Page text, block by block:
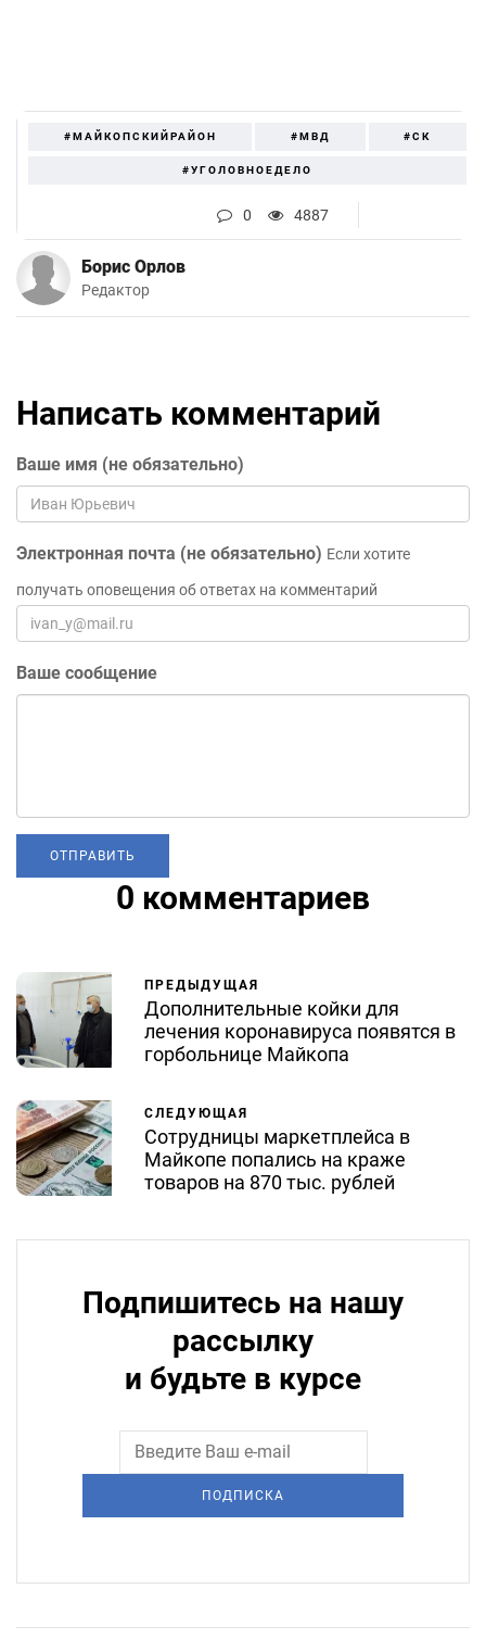
#МАЙКОПСКИЙРАЙОН #МВД #СК
#УГОЛОВНОЕДЕЛО
0 4887
Борис Орлов
Редактор
Написать комментарий
Ваше имя (не обязательно)
Электронная почта (не обязательно) Если хотите
получать оповещения об ответах на комментарий
Ваше сообщение
0 комментариев
ПРЕДЫДУЩАЯ
Дополнительные койки для
лечения коронавируса появятся в
горбольнице Майкопа
СЛЕДУЮЩАЯ
Сотрудницы маркетплейса в
Майкопе попались на краже
товаров на 870 тыс. рублей
Подпишитесь на нашу
рассылку
и будьте в курсе
ПОДПИСКА